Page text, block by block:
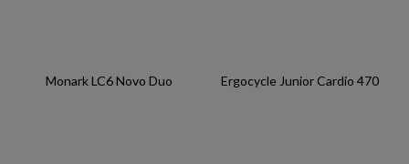
Monark LC6 Novo Duo Ergocycle Junior Cardio 470